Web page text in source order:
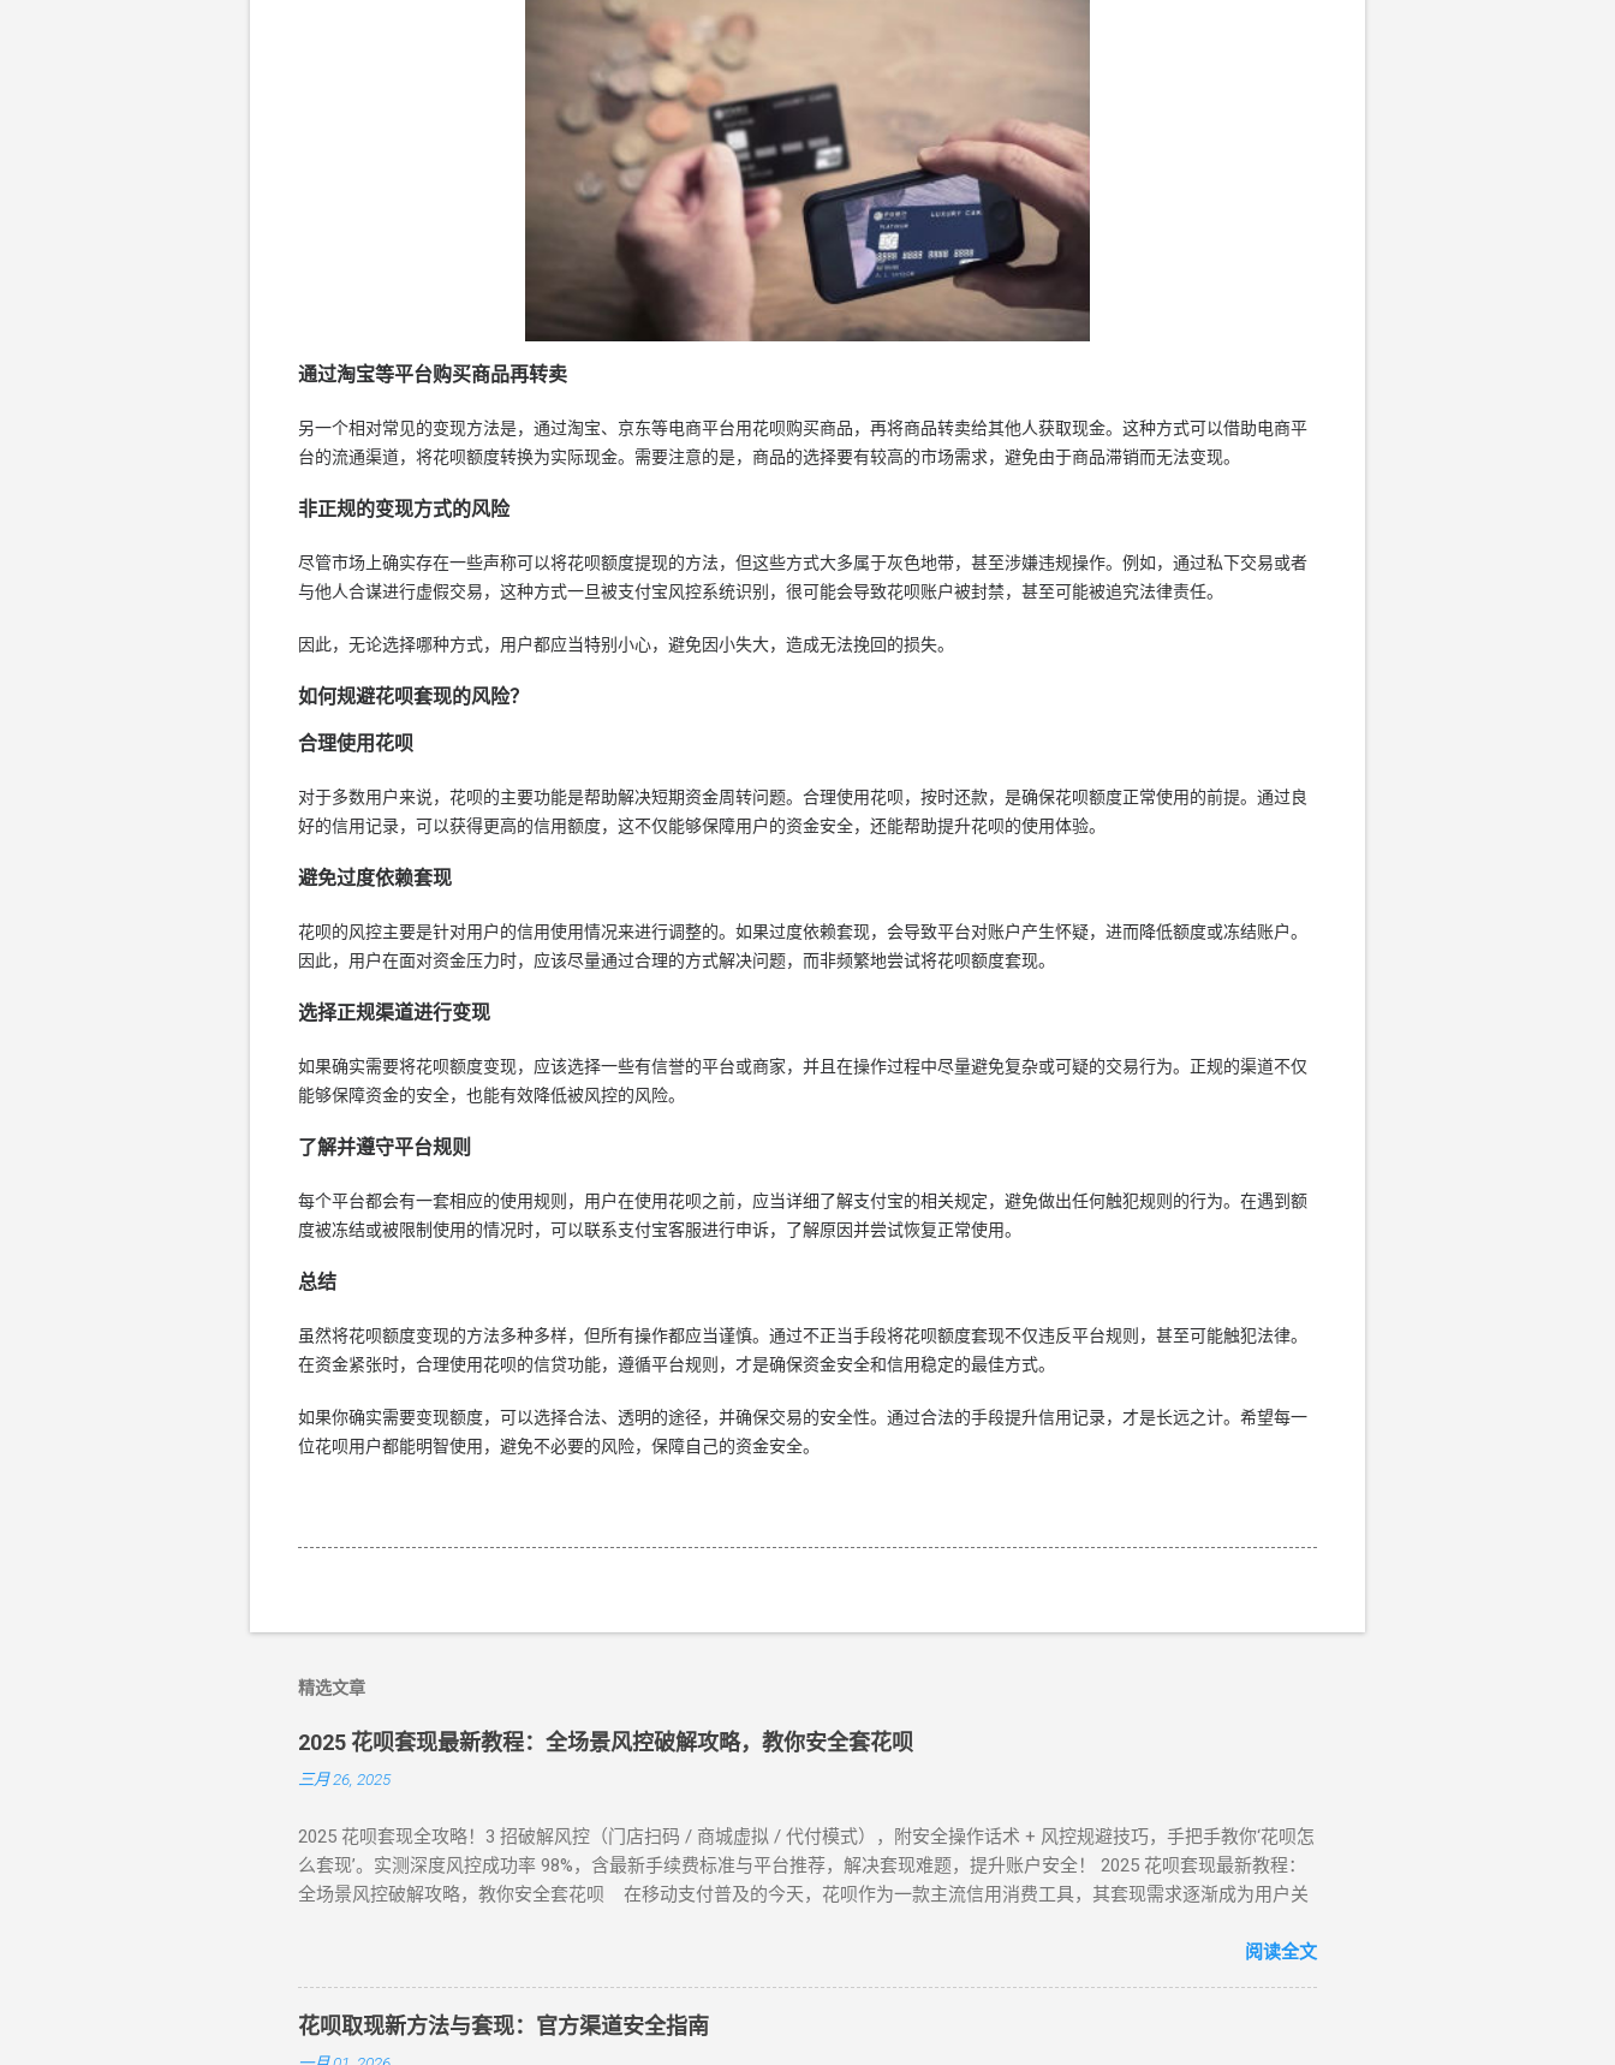
通过淘宝等平台购买商品再转卖
另一个相对常见的变现方法是，通过淘宝、京东等电商平台用花呗购买商品，再将商品转卖给其他人获取现金。这种方式可以借助电商平
台的流通渠道，将花呗额度转换为实际现金。需要注意的是，商品的选择要有较高的市场需求，避免由于商品滞销而无法变现。
非正规的变现方式的风险
尽管市场上确实存在一些声称可以将花呗额度提现的方法，但这些方式大多属于灰色地带，甚至涉嫌违规操作。例如，通过私下交易或者
与他人合谋进行虚假交易，这种方式一旦被支付宝风控系统识别，很可能会导致花呗账户被封禁，甚至可能被追究法律责任。
因此，无论选择哪种方式，用户都应当特别小心，避免因小失大，造成无法挽回的损失。
如何规避花呗套现的风险？
合理使用花呗
对于多数用户来说，花呗的主要功能是帮助解决短期资金周转问题。合理使用花呗，按时还款，是确保花呗额度正常使用的前提。通过良
好的信用记录，可以获得更高的信用额度，这不仅能够保障用户的资金安全，还能帮助提升花呗的使用体验。
避免过度依赖套现
花呗的风控主要是针对用户的信用使用情况来进行调整的。如果过度依赖套现，会导致平台对账户产生怀疑，进而降低额度或冻结账户。
因此，用户在面对资金压力时，应该尽量通过合理的方式解决问题，而非频繁地尝试将花呗额度套现。
选择正规渠道进行变现
如果确实需要将花呗额度变现，应该选择一些有信誉的平台或商家，并且在操作过程中尽量避免复杂或可疑的交易行为。正规的渠道不仅
能够保障资金的安全，也能有效降低被风控的风险。
了解并遵守平台规则
每个平台都会有一套相应的使用规则，用户在使用花呗之前，应当详细了解支付宝的相关规定，避免做出任何触犯规则的行为。在遇到额
度被冻结或被限制使用的情况时，可以联系支付宝客服进行申诉，了解原因并尝试恢复正常使用。
总结
虽然将花呗额度变现的方法多种多样，但所有操作都应当谨慎。通过不正当手段将花呗额度套现不仅违反平台规则，甚至可能触犯法律。
在资金紧张时，合理使用花呗的信贷功能，遵循平台规则，才是确保资金安全和信用稳定的最佳方式。
如果你确实需要变现额度，可以选择合法、透明的途径，并确保交易的安全性。通过合法的手段提升信用记录，才是长远之计。希望每一
位花呗用户都能明智使用，避免不必要的风险，保障自己的资金安全。
精选文章
2025 花呗套现最新教程：全场景风控破解攻略，教你安全套花呗
三月 26, 2025
2025 花呗套现全攻略！3 招破解风控（门店扫码 / 商城虚拟 / 代付模式），附安全操作话术 + 风控规避技巧，手把手教你‘花呗怎
么套现’。实测深度风控成功率 98%，含最新手续费标准与平台推荐，解决套现难题，提升账户安全！ 2025 花呗套现最新教程：
全场景风控破解攻略，教你安全套花呗 在移动支付普及的今天，花呗作为一款主流信用消费工具，其套现需求逐渐成为用户关
在搜索 “花呗怎么套现” 或 “花呗套现教程”，本文将为你全面解析操作方法与风控应对策略。 一、无风控花呗：门店扫码套现法，
商家 ：如便利店、餐饮店等，确认其支持花呗收款。 扫码支付 ：打开支付宝 “扫一扫”，扫描商家收款码，选择花呗支付指定金
额。 实时结算 ：商家收到款项后，扣除手续费将资金转回用户账户。此方法无需复杂流程，资金秒到账，尤其适合小额至中大额
阅读全文
花呗取现新方法与套现：官方渠道安全指南